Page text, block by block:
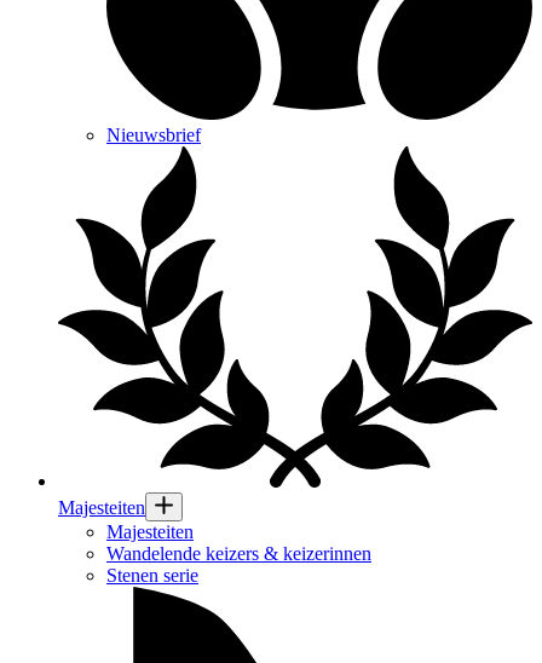
Nieuwsbrief
Majesteiten
Majesteiten
Wandelende keizers & keizerinnen
Stenen serie